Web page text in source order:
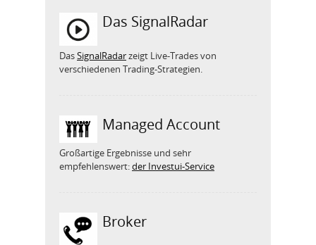
Das SignalRadar
DasSignalRadarzeigt Live-Trades von
verschiedenen Trading-Strategien.
Managed Account
Großartige Ergebnisse und sehr
empfehlenswert:der Investui-Service
Broker